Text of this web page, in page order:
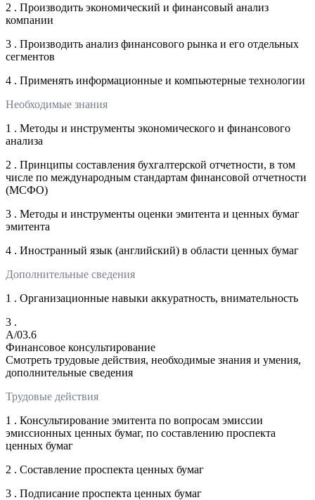
2 . Производить экономический и финансовый анализ
компании
3 . Производить анализ финансового рынка и его отдельных
сегментов
4 . Применять информационные и компьютерные технологии
Необходимые знания
1 . Методы и инструменты экономического и финансового
анализа
2 . Принципы составления бухгалтерской отчетности, в том
числе по международным стандартам финансовой отчетности
(МСФО)
3 . Методы и инструменты оценки эмитента и ценных бумаг
эмитента
4 . Иностранный язык (английский) в области ценных бумаг
Дополнительные сведения
1 . Организационные навыки аккуратность, внимательность
3 .
A/03.6
Финансовое консультирование
Смотреть трудовые действия, необходимые знания и умения,
дополнительные сведения
Трудовые действия
1 . Консультирование эмитента по вопросам эмиссии
эмиссионных ценных бумаг, по составлению проспекта
ценных бумаг
2 . Составление проспекта ценных бумаг
3 . Подписание проспекта ценных бумаг